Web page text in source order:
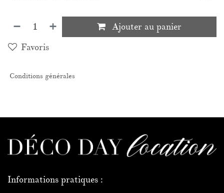
Ajouter au panier
Favoris
Conditions générales
Informations pratiques :